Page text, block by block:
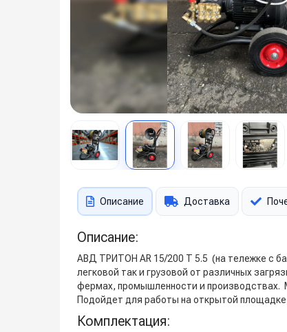
Описание Доставка
Описание:
АВД ТРИТОН AR 15/200 T 5.5 (на тележке с
легковой так и грузовой от различных
фермах, промышленности и производствах.
Подойдет для работы на открытой
Комплектация: